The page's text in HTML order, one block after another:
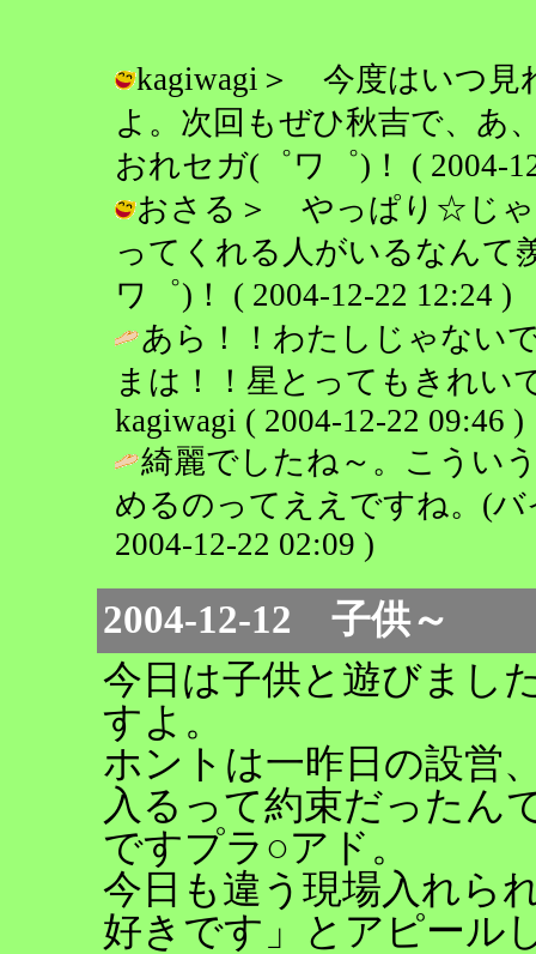
kagiwagi＞ 今度はいつ見
よ。次回もぜひ秋吉で、あ
おれセガ(゜ワ゜)！ ( 2004-
おさる＞ やっぱり☆じゃ
ってくれる人がいるなんて
ワ゜)！ ( 2004-12-22 12:24 )
あら！！わたしじゃない
まは！！星とってもきれ
kagiwagi ( 2004-12-22 09:46 )
綺麗でしたね～。こうい
めるのってええですね。(
2004-12-22 02:09 )
2004-12-12 子供～
今日は子供と遊びまし
すよ。
ホントは一昨日の設営
入るって約束だったん
ですプラ○アド。
今日も違う現場入れら
好きです」とアピール